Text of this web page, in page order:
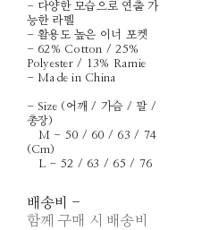
- 다양한 모습으로 연출 가
능한 라펠
- 활용도 높은 이너 포켓
- 62% Cotton / 25%
Polyester / 13% Ramie
- Made in China
- Size (어깨 / 가슴 / 팔 /
총장)
M - 50 / 60 / 63 / 74
(Cm)
L - 52 / 63 / 65 / 76
배송비 -
함께 구매 시 배송비